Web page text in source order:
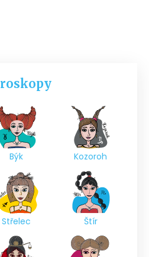
Býk Kozoroh
Střelec Štír